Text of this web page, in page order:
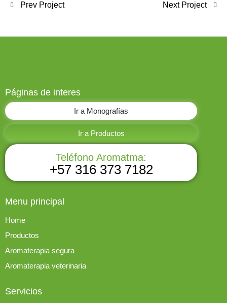
Prev Project Next Project
Páginas de interes
Ir a Monografías
Ir a Productos
Teléfono Aromatma:
+57 316 373 7182
Menu principal
Home
Productos
Aromaterapia segura
Aromaterapia veterinaria
Servicios